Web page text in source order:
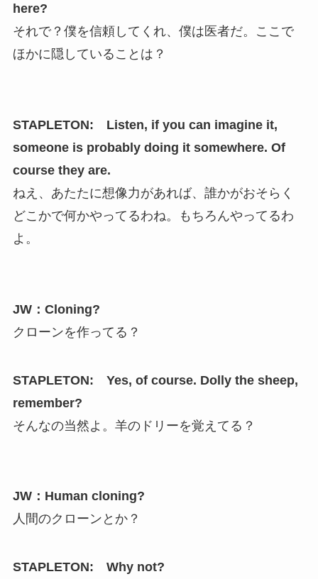
here?
それで？僕を信頼してくれ、僕は医者だ。ここで
ほかに隠していることは？
STAPLETON: Listen, if you can imagine it,
someone is probably doing it somewhere. Of
course they are.
ねえ、あたたに想像力があれば、誰かがおそらく
どこかで何かやってるわね。もちろんやってるわ
よ。
JW：Cloning?
クローンを作ってる？
STAPLETON: Yes, of course. Dolly the sheep,
remember?
そんなの当然よ。羊のドリーを覚えてる？
JW：Human cloning?
人間のクローンとか？
STAPLETON: Why not?